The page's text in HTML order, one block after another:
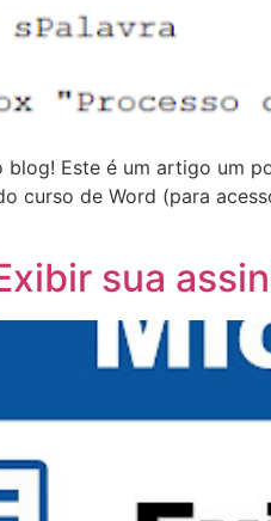
blog! Este é um artigo um
curso de Word (para
sua